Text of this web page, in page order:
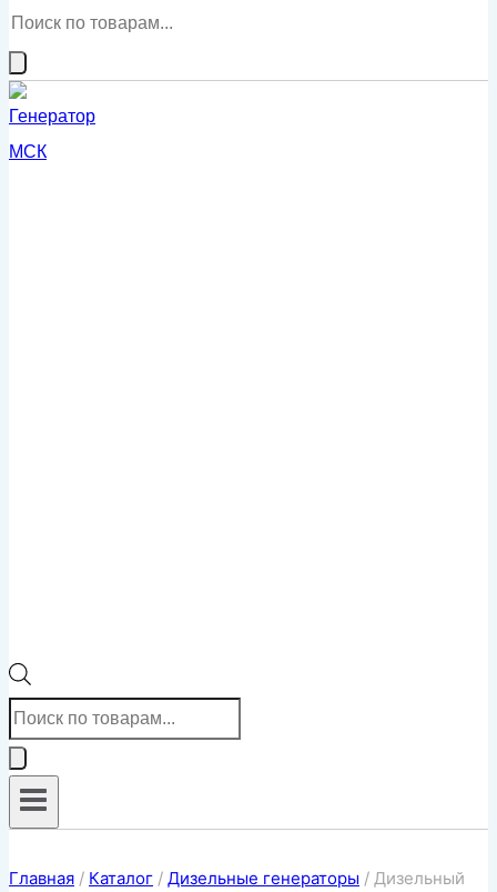
Поиск
товаров
Поиск
товаров
Главная / Каталог / Дизельные генераторы / Дизельный